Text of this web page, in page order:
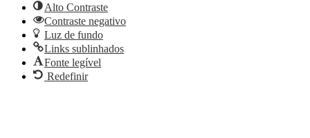
Alto Contraste
Contraste negativo
Luz de fundo
Links sublinhados
Fonte legível
Redefinir